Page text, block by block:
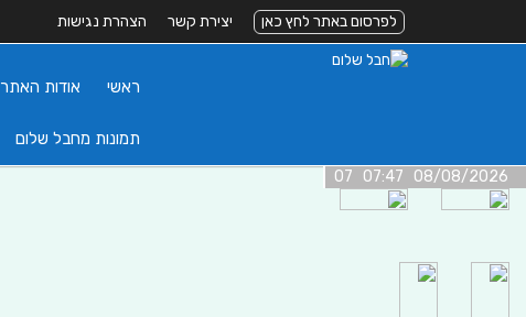
לפרסום באתר לחץ כאן יצירת קשר הצהרת נגישות
ראשי אודות האתר
תמונות מחבל שלום
08/08/2026 07:47 07